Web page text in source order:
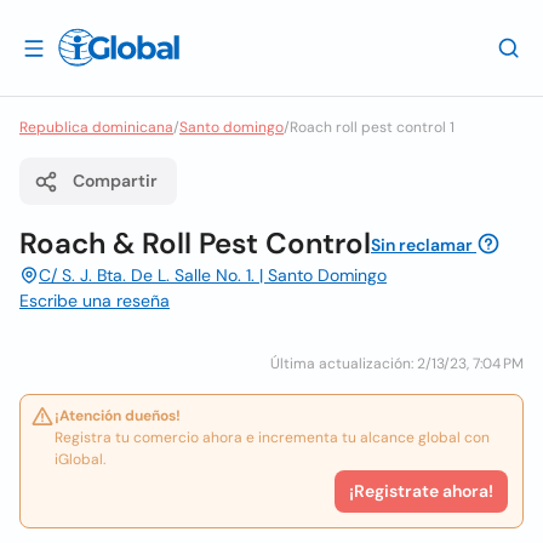
Republica dominicana/Santo domingo/Roach roll pest control 1
Compartir
Roach & Roll Pest ControlSin reclamar
C/ S. J. Bta. De L. Salle No. 1. | Santo Domingo
Escribe una reseña
Última actualización: 2/13/23, 7:04 PM
¡Atención dueños!
Registra tu comercio ahora e incrementa tu alcance global con
iGlobal.
¡Registrate ahora!